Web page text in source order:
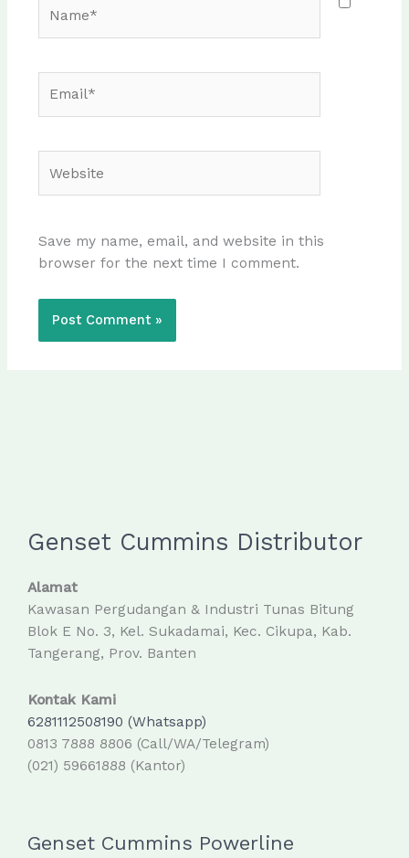
Save my name, email, and website in this
browser for the next time I comment.
Genset Cummins Distributor
Alamat
Kawasan Pergudangan & Industri Tunas Bitung
Blok E No. 3, Kel. Sukadamai, Kec. Cikupa, Kab.
Tangerang, Prov. Banten
Kontak Kami
6281112508190 (Whatsapp)
0813 7888 8806 (Call/WA/Telegram)
(021) 59661888 (Kantor)
Genset Cummins Powerline